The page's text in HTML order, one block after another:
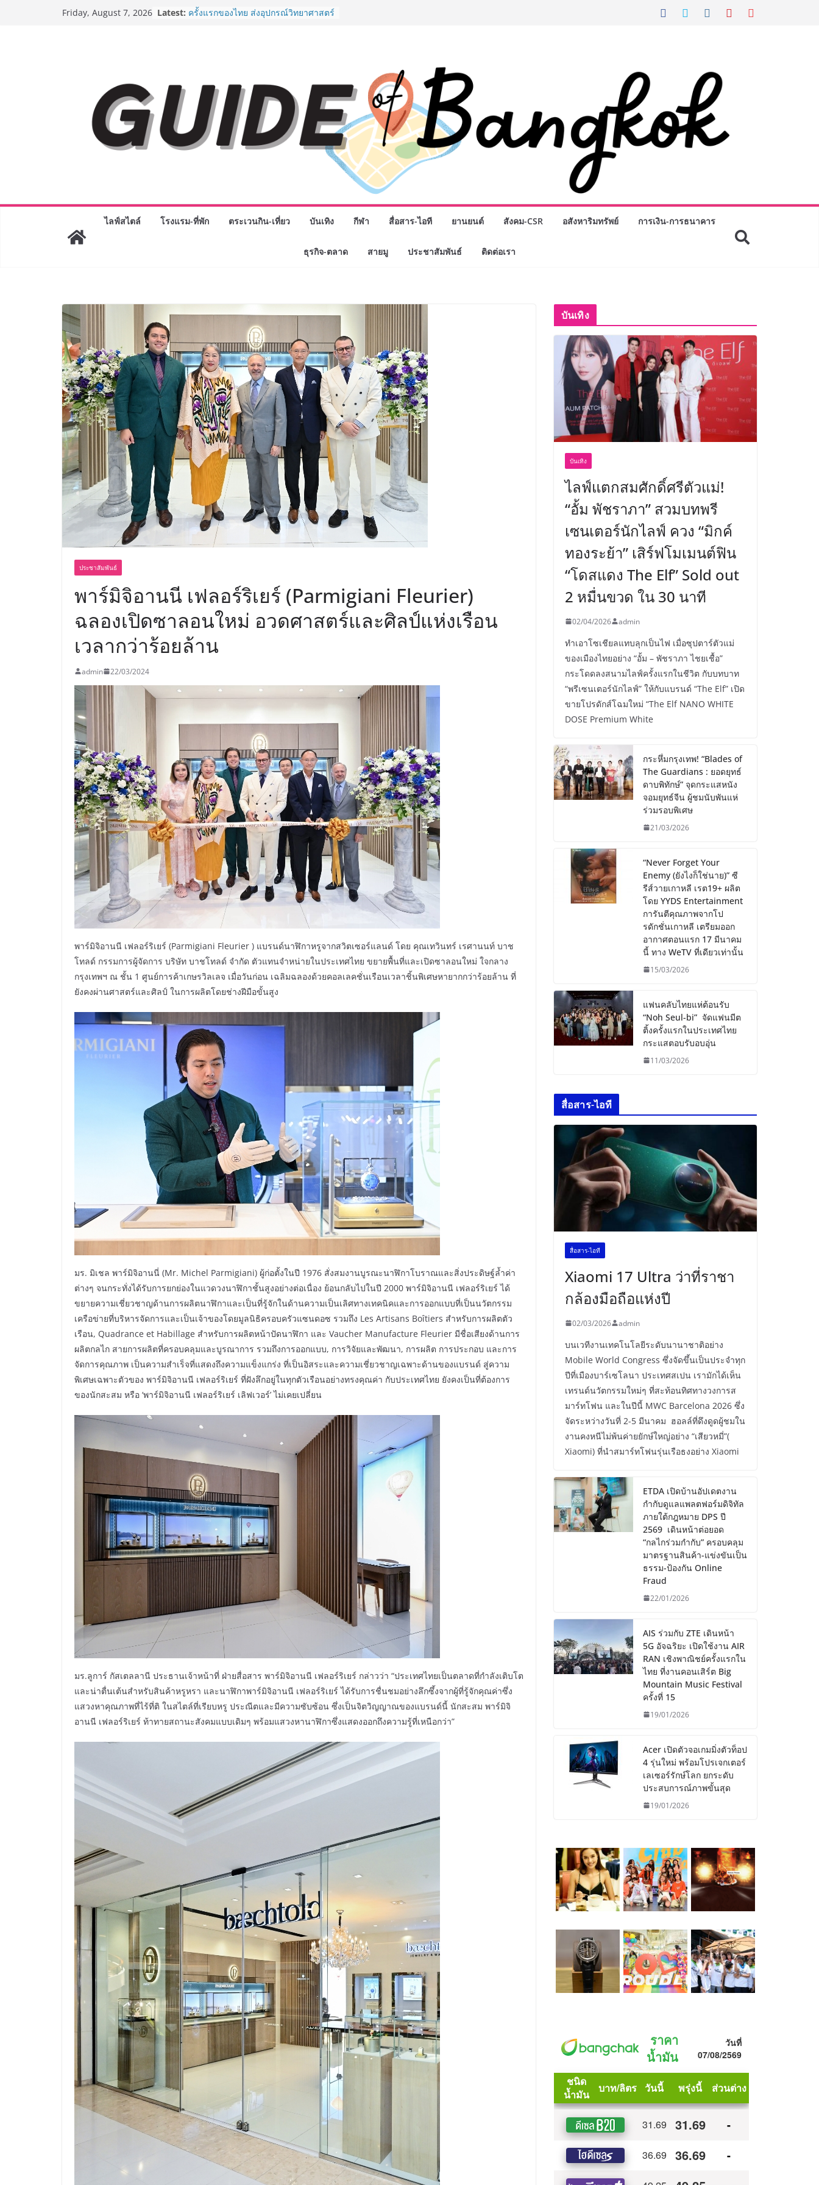
Friday, August 7, 2026 Latest: “ตลาดดอกไม้สี่มุมเมือง” ศูนย์รวมดอกไม้
“CE-7 MATCH” ฝีมือคนไทย ร่วมภารกิจ
สำรวจดวงจันทร์ 24 สิงหาคมนี้
8.8 “ซูเลียน” รวมพลังนักธุรกิจทั่ว
ประเทศ จัดประชุมใหญ่แห่งปี พบ CEO
“ดร.ปิยะวัฒน์” ถ่ายทอดวิสัยทัศน์ธุรกิจ
พร้อมฟรีคอนเสิร์ต “โชค รถแห่” ยกวง
AirAsia X SEE FAH พันธมิตรทางธุรกิจ
BEDO เดินหน้าจัดกิจกรรมเจรจาธุรกิจ
“BIO TRADE CONNECT 2026” ยก
ไลฟ์สไตล์ โรงแรม-ที่พัก ตระเวนกิน-เที่ยว บันเทิง กีฬา สื่อสาร-ไอที ยานยนต์ สังคม-CSR อสังหาริมทรัพย์ การเงิน-การธนาคาร
ธุรกิจ-ตลาด สายมู ประชาสัมพันธ์ ติดต่อเรา
ประชาสัมพันธ์
พาร์มิจิอานนี เฟลอร์ริเยร์ (Parmigiani Fleurier)
ฉลองเปิดซาลอนใหม่ อวดศาสตร์และศิลป์แห่งเรือน
เวลากว่าร้อยล้าน
admin 22/03/2024
พาร์มิจิอานนี เฟลอร์ริเยร์ (Parmigiani Fleurier ) แบรนด์นาฬิกาหรูจากสวิตเซอร์แลนด์ โดย คุณเทวินทร์ เรศานนท์ บาช
โทลด์ กรรมการผู้จัดการ บริษัท บาชโทลด์ จำกัด ตัวแทนจำหน่ายในประเทศไทย ขยายพื้นที่และเปิดซาลอนใหม่ ใจกลาง
กรุงเทพฯ ณ ชั้น 1 ศูนย์การค้าเกษรวิลเลจ เมื่อวันก่อน เฉลิมฉลองด้วยคอลเลคชั่นเรือนเวลาชิ้นพิเศษหายากกว่าร้อยล้าน ที่
ยังคงผ่านศาสตร์และศิลป์ ในการผลิตโดยช่างฝีมือขั้นสูง
มร. มิเชล พาร์มิจิอานนี่ (Mr. Michel Parmigiani) ผู้ก่อตั้งในปี 1976 สั่งสมงานบูรณะนาฬิกาโบราณและสิ่งประดิษฐ์ล้ำค่า
ต่างๆ จนกระทั่งได้รับการยกย่องในแวดวงนาฬิกาชั้นสูงอย่างต่อเนื่อง ย้อนกลับไปในปี 2000 พาร์มิจิอานนี เฟลอร์ริเยร์ ได้
ขยายความเชี่ยวชาญด้านการผลิตนาฬิกาและเป็นที่รู้จักในด้านความเป็นเลิศทางเทคนิคและการออกแบบที่เป็นนวัตกรรม
เครือข่ายที่บริหารจัดการและเป็นเจ้าของโดยมูลนิธิครอบครัวแซนดอซ รวมถึง Les Artisans Boîtiers สำหรับการผลิตตัว
เรือน, Quadrance et Habillage สำหรับการผลิตหน้าปัดนาฬิกา และ Vaucher Manufacture Fleurier มีชื่อเสียงด้านการ
ผลิตกลไก สายการผลิตที่ครอบคลุมและบูรณาการ รวมถึงการออกแบบ, การวิจัยและพัฒนา, การผลิต การประกอบ และการ
จัดการคุณภาพ เป็นความสำเร็จที่แสดงถึงความแข็งแกร่ง ที่เป็นอิสระและความเชี่ยวชาญเฉพาะด้านของแบรนด์ สู่ความ
พิเศษเฉพาะตัวของ พาร์มิจิอานนี เฟลอร์ริเยร์ ที่ฝังลึกอยู่ในทุกตัวเรือนอย่างทรงคุณค่า กับประเทศไทย ยังคงเป็นที่ต้องการ
ของนักสะสม หรือ ‘พาร์มิจิอานนี เฟลอร์ริเยร์ เลิฟเวอร์’ ไม่เคยเปลี่ยน
มร.ลูการ์ กัสเตลลานี ประธานเจ้าหน้าที่ ฝ่ายสื่อสาร พาร์มิจิอานนี เฟลอร์ริเยร์ กล่าวว่า “ประเทศไทยเป็นตลาดที่กำลังเติบโต
และน่าตื่นเต้นสำหรับสินค้าหรูหรา และนาฬิกาพาร์มิจิอานนี เฟลอร์ริเยร์ ได้รับการชื่นชมอย่างลึกซึ้งจากผู้ที่รู้จักคุณค่าซึ่ง
แสวงหาคุณภาพที่ไร้ที่ติ ในสไตล์ที่เรียบหรู ประณีตและมีความซับซ้อน ซึ่งเป็นจิตวิญญาณของแบรนด์นี้ นักสะสม พาร์มิจิ
อานนี เฟลอร์ริเยร์ ท้าทายสถานะสังคมแบบเดิมๆ พร้อมแสวงหานาฬิกาซึ่งแสดงออกถึงความรู้ที่เหนือกว่า”
บันเทิง
บันเทิง
ไลฟ์แตกสมศักดิ์ศรีตัวแม่!
“อั้ม พัชราภา” สวมบทพรี
เซนเตอร์นักไลฟ์ ควง “มิกค์
ทองระย้า” เสิร์ฟโมเมนต์ฟิน
“โดสแดง The Elf” Sold out
2 หมื่นขวด ใน 30 นาที
02/04/2026 admin
ทำเอาโซเชียลแทบลุกเป็นไฟ เมื่อซุปตาร์ตัวแม่
ของเมืองไทยอย่าง “อั้ม – พัชราภา ไชยเชื้อ”
กระโดดลงสนามไลฟ์ครั้งแรกในชีวิต กับบทบาท
“พรีเซนเตอร์นักไลฟ์” ให้กับแบรนด์ “The Elf” เปิด
ขายโปรดักส์โฉมใหม่ “The Elf NANO WHITE
DOSE Premium White
กระหึ่มกรุงเทพ! “Blades of
The Guardians : ยอดยุทธ์
ดาบพิทักษ์” จุดกระแสหนัง
จอมยุทธ์จีน ผู้ชมนับพันแห่
ร่วมรอบพิเศษ
21/03/2026
“Never Forget Your
Enemy (ยังไงก็ใช่นาย)” ซี
รีส์วายเกาหลี เรต19+ ผลิต
โดย YYDS Entertainment
การันตีคุณภาพจากโป
รดักชั่นเกาหลี เตรียมออก
อากาศตอนแรก 17 มีนาคม
นี้ ทาง WeTV ที่เดียวเท่านั้น
15/03/2026
แฟนคลับไทยแห่ต้อนรับ
“Noh Seul-bi” จัดแฟนมีต
ติ้งครั้งแรกในประเทศไทย
กระแสตอบรับอบอุ่น
11/03/2026
สื่อสาร-ไอที
สื่อสาร-ไอที
Xiaomi 17 Ultra ว่าที่ราชา
กล้องมือถือแห่งปี
02/03/2026 admin
บนเวทีงานเทคโนโลยีระดับนานาชาติอย่าง
Mobile World Congress ซึ่งจัดขึ้นเป็นประจำทุก
ปีที่เมืองบาร์เซโลนา ประเทศสเปน เรามักได้เห็น
เทรนด์นวัตกรรมใหม่ๆ ที่สะท้อนทิศทางวงการส
มาร์ทโฟน และในปีนี้ MWC Barcelona 2026 ซึ่ง
จัดระหว่างวันที่ 2-5 มีนาคม ฮอลล์ที่ดึงดูดผู้ชมใน
งานคงหนีไม่พ้นค่ายยักษ์ใหญ่อย่าง “เสียวหมี่”(
Xiaomi) ที่นำสมาร์ทโฟนรุ่นเรือธงอย่าง Xiaomi
ETDA เปิดบ้านอัปเดตงาน
กำกับดูแลแพลตฟอร์มดิจิทัล
ภายใต้กฎหมาย DPS ปี
2569 เดินหน้าต่อยอด
“กลไกร่วมกำกับ” ครอบคลุม
มาตรฐานสินค้า-แข่งขันเป็น
ธรรม-ป้องกัน Online
Fraud
22/01/2026
AIS ร่วมกับ ZTE เดินหน้า
5G อัจฉริยะ เปิดใช้งาน AIR
RAN เชิงพาณิชย์ครั้งแรกใน
ไทย ที่งานคอนเสิร์ต Big
Mountain Music Festival
ครั้งที่ 15
19/01/2026
Acer เปิดตัวจอเกมมิ่งตัวท็อป
4 รุ่นใหม่ พร้อมโปรเจกเตอร์
เลเซอร์รักษ์โลก ยกระดับ
ประสบการณ์ภาพขั้นสุด
19/01/2026